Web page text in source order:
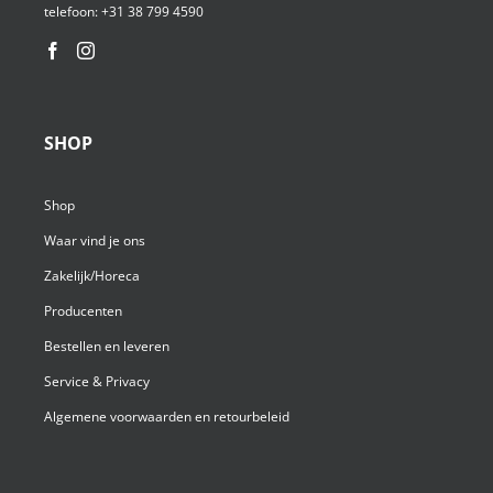
telefoon:+31 38 799 4590⁩
SHOP
Shop
Waar vind je ons
Zakelijk/Horeca
Producenten
Bestellen en leveren
Service & Privacy
Algemene voorwaarden en retourbeleid